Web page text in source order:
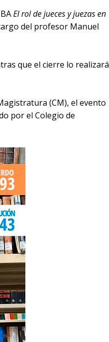
El rol de jueces y juezas en
del profesor Manuel
que el cierre lo realizará
(CM), el evento
por el Colegio de